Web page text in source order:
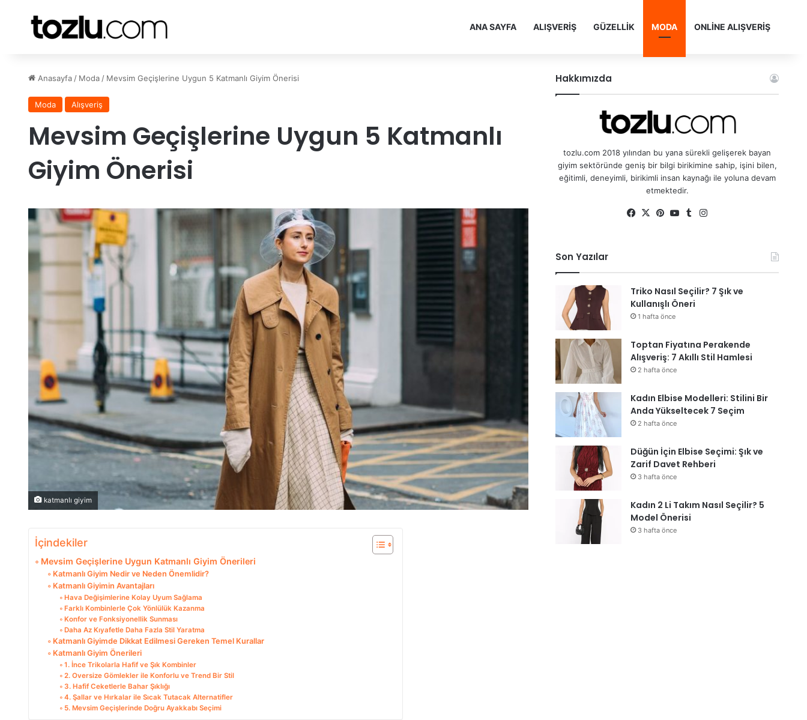
ANA SAYFA ALIŞVERİŞ GÜZELLİK MODA ONLİNE ALIŞVERİŞ
Anasayfa / Moda / Mevsim Geçişlerine Uygun 5 Katmanlı Giyim Önerisi
Moda Alışveriş
Mevsim Geçişlerine Uygun 5 Katmanlı
Giyim Önerisi
katmanlı giyim
İçindekiler
Mevsim Geçişlerine Uygun Katmanlı Giyim Önerileri
Katmanlı Giyim Nedir ve Neden Önemlidir?
Katmanlı Giyimin Avantajları
Hava Değişimlerine Kolay Uyum Sağlama
Farklı Kombinlerle Çok Yönlülük Kazanma
Konfor ve Fonksiyonellik Sunması
Daha Az Kıyafetle Daha Fazla Stil Yaratma
Katmanlı Giyimde Dikkat Edilmesi Gereken Temel Kurallar
Katmanlı Giyim Önerileri
1. İnce Trikolarla Hafif ve Şık Kombinler
2. Oversize Gömlekler ile Konforlu ve Trend Bir Stil
3. Hafif Ceketlerle Bahar Şıklığı
4. Şallar ve Hırkalar ile Sıcak Tutacak Alternatifler
5. Mevsim Geçişlerinde Doğru Ayakkabı Seçimi
Hakkımızda
tozlu.com 2018 yılından bu yana sürekli gelişerek bayan
giyim sektöründe geniş bir bilgi birikimine sahip, işini bilen,
eğitimli, deneyimli, birikimli insan kaynağı ile yoluna devam
etmektedir.
Fa
X
Pin
Yo
Tu
Son Yazılar
Triko Nasıl Seçilir? 7 Şık ve
Kullanışlı Öneri
1 hafta önce
Toptan Fiyatına Perakende
Alışveriş: 7 Akıllı Stil Hamlesi
2 hafta önce
Kadın Elbise Modelleri: Stilini Bir
Anda Yükseltecek 7 Seçim
2 hafta önce
Düğün İçin Elbise Seçimi: Şık ve
Zarif Davet Rehberi
3 hafta önce
Kadın 2 Li Takım Nasıl Seçilir? 5
Model Önerisi
3 hafta önce